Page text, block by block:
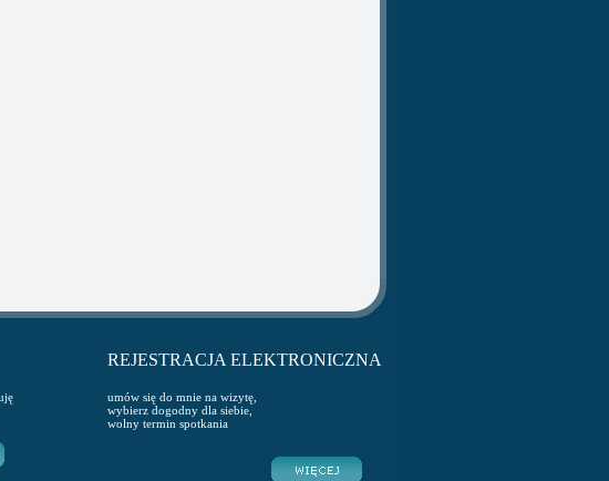
REJESTRACJA ELEKTRONICZNA
umów się do mnie na wizytę,
wybierz dogodny dla siebie,
wolny termin spotkania